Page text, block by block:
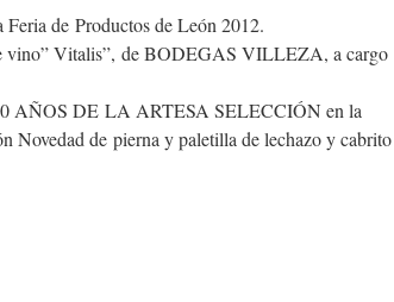
de Productos de León 2012.
vino” Vitalis”, de BODEGAS VILLEZA, a cargo
AÑOS DE LA ARTESA SELECCIÓN en la
Novedad de pierna y paletilla de lechazo y cabrito